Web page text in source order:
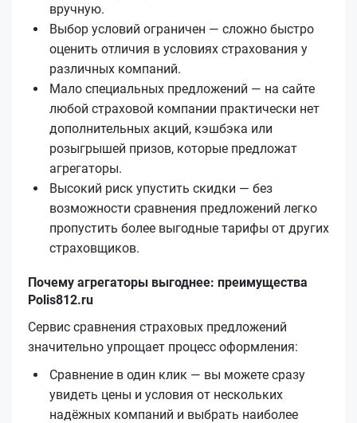
вручную.
Выбор условий ограничен — сложно быстро
оценить отличия в условиях страхования у
различных компаний.
Мало специальных предложений — на сайте
любой страховой компании практически нет
дополнительных акций, кэшбэка или
розыгрышей призов, которые предложат
агрегаторы.
Высокий риск упустить скидки — без
возможности сравнения предложений легко
пропустить более выгодные тарифы от других
страховщиков.
Почему агрегаторы выгоднее: преимущества
Polis812.ru
Сервис сравнения страховых предложений
значительно упрощает процесс оформления:
Сравнение в один клик — вы можете сразу
увидеть цены и условия от нескольких
надёжных компаний и выбрать наиболее